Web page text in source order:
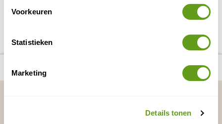
Voorkeuren
Statistieken
Marketing
Details tonen
DELEN VIA DE MAILDELEN OP PINTEREST
DELEN OP
Dolomieten
Bekijk
kaart
Achternaam